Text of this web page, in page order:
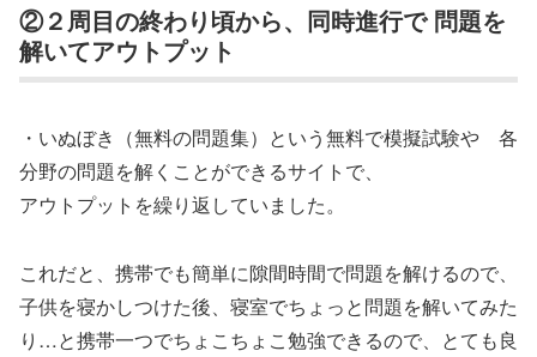
②２周目の終わり頃から、同時進行で 問題を
解いてアウトプット
・いぬぼき（無料の問題集）という無料で模擬試験や 各
分野の問題を解くことができるサイトで、
アウトプットを繰り返していました。
これだと、携帯でも簡単に隙間時間で問題を解けるので、
子供を寝かしつけた後、寝室でちょっと問題を解いてみた
り…と携帯一つでちょこちょこ勉強できるので、とても良